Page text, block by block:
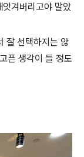
겨버리고야 말았
잘 선택하지는 않
픈 생각이 들 정도